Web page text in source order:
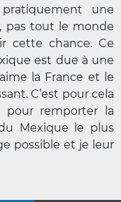
une
pas tout le monde
cette chance. Ce
est due à une
la France et le
C’est pour cela
remporter la
Mexique le plus
possible et je leur